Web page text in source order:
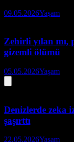
09.05.2026Yaşam
Zehirli yılan mı,
gizemli ölümü
05.05.2026Yaşam
Denizlerde zeka
şaşırttı
22.05.2026Yaşam